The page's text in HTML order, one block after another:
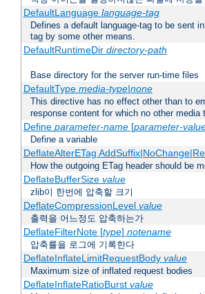
DefaultLanguage language-tag
Defines a default language-tag to be sent
tag by some other means.
DefaultRuntimeDir directory-path
Base directory for the server run-time files
DefaultType media-type|none
This directive has no effect other than to
response content for which no other
Define parameter-name[parameter-
Define a variable
DeflateAlterETag
How the outgoing ETag header should be
DeflateBufferSize value
zlib이 한번에 압축할 크기
DeflateCompressionLevel value
출력을 어느정도 압축하는가
DeflateFilterNote [type] notename
압축률을 로그에 기록한다
DeflateInflateLimitRequestBody value
Maximum size of inflated request bodies
DeflateInflateRatioBurst value